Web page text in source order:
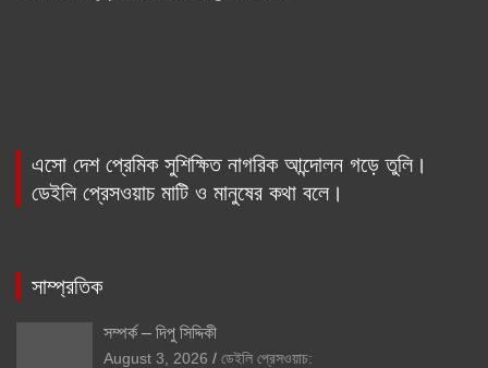
এসো দেশ প্রেমিক সুশিক্ষিত নাগরিক আন্দোলন গড়ে তুলি।
ডেইলি প্রেসওয়াচ মাটি ও মানুষের কথা বলে।
সাম্প্রতিক
সম্পর্ক – দিপু সিদ্দিকী
August 3, 2026 ডেইলি প্রেসওয়াচ: